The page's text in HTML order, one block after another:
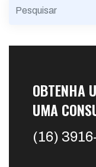
OBTENHA
UMA
(16)